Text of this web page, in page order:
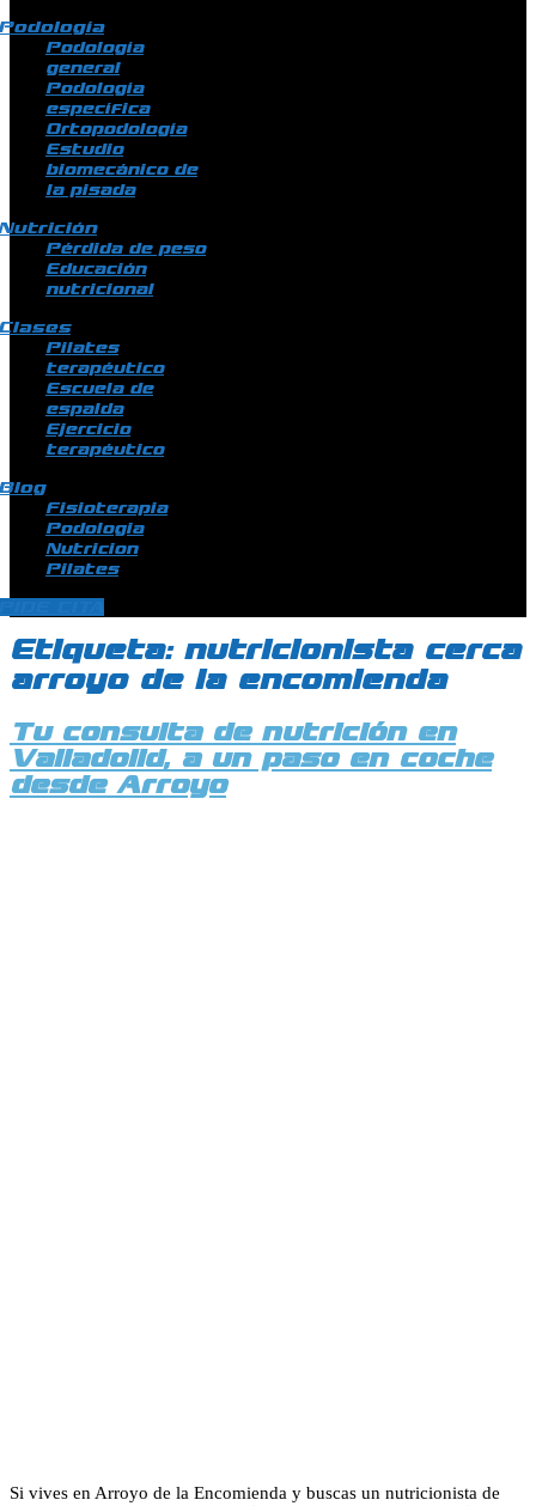
Podología
general
Podología
específica
Ortopodología
Estudio
biomecánico de
la pisada
Pérdida de peso
Educación
nutricional
Pilates
terapéutico
Escuela de
espalda
Ejercicio
terapéutico
Fisioterapia
Podologia
Nutricion
Pilates
Etiqueta: nutricionista cerca
arroyo de la encomienda
Tu consulta de nutrición en
Valladolid, a un paso en coche
desde Arroyo
Si vives en Arroyo de la Encomienda y buscas un nutricionista de